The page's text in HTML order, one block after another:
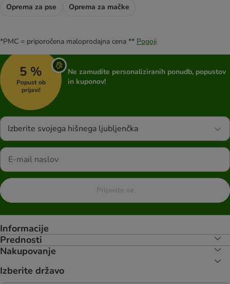
Oprema za pse
Oprema za mačke
*PMC = priporočena maloprodajna cena ** Pogoji
5 %
Popust ob
prijavi!
Ne zamudite personaliziranih ponudb, popustov
in kuponov!
Izberite svojega hišnega ljubljenčka
Prijavite se
Informacije
Prednosti
Nakupovanje
Izberite državo